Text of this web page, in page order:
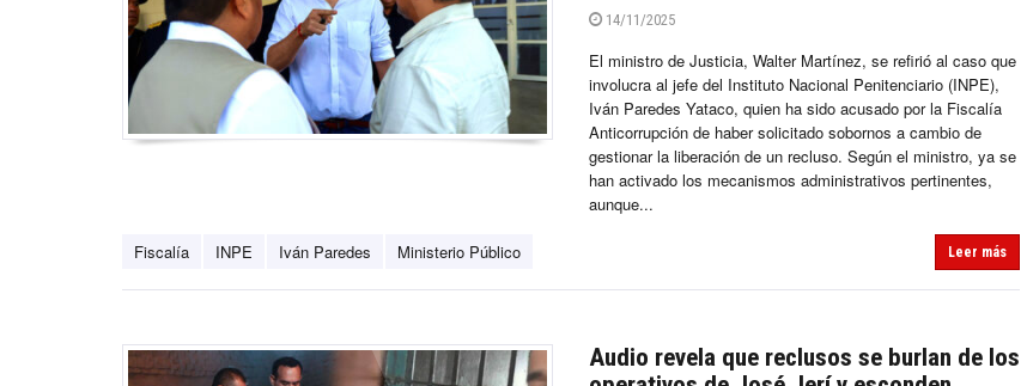
14/11/2025
El ministro de Justicia, Walter Martínez, se refirió al caso que
involucra al jefe del Instituto Nacional Penitenciario (INPE),
Iván Paredes Yataco, quien ha sido acusado por la Fiscalía
Anticorrupción de haber solicitado sobornos a cambio de
gestionar la liberación de un recluso. Según el ministro, ya se
han activado los mecanismos administrativos pertinentes,
aunque...
Fiscalía INPE Iván Paredes Ministerio Público Leer más
Audio revela que reclusos se burlan de los